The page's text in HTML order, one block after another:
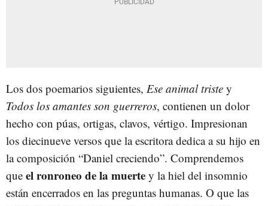
Los dos poemarios siguientes, Ese animal triste y
Todos los amantes son guerreros, contienen un dolor
hecho con púas, ortigas, clavos, vértigo. Impresionan
los diecinueve versos que la escritora dedica a su hijo en
la composición “Daniel creciendo”. Comprendemos
que el ronroneo de la muerte y la hiel del insomnio
están encerrados en las preguntas humanas. O que las